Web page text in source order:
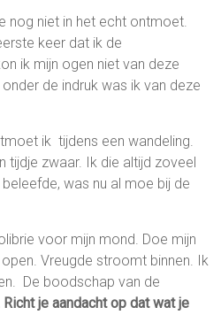
nog niet in het echt ontmoet.
keer dat ik de
ik mijn ogen niet van deze
de indruk was ik van deze
ik tijdens een wandeling.
tijdje zwaar. Ik die altijd zoveel
was nu al moe bij de
voor mijn mond. Doe mijn
Vreugde stroomt binnen. Ik
De boodschap van de
je aandacht op dat wat je